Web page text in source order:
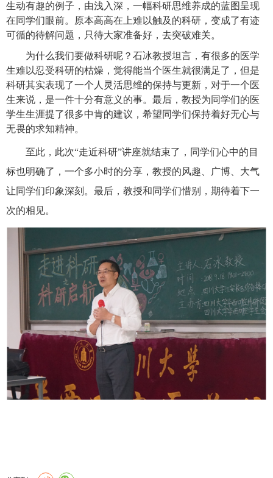
生动有趣的例子，由浅入深，一幅科研思维养成的蓝图呈现
在同学们眼前。原本高高在上难以触及的科研，变成了有迹
可循的待解问题，只待大家准备好，去突破难关。
为什么我们要做科研呢？石冰教授坦言，有很多的医学
生难以忍受科研的枯燥，觉得能当个医生就很满足了，但是
科研其实表现了一个人灵活思维的保持与更新，对于一个医
生来说，是一件十分有意义的事。最后，教授为同学们的医
学生生涯提了很多中肯的建议，希望同学们保持着好无心与
无畏的求知精神。
至此，此次“走近科研”讲座就结束了，同学们心中的目
标也明确了，一个多小时的分享，教授的风趣、广博、大气
让同学们印象深刻。最后，教授和同学们惜别，期待着下一
次的相见。